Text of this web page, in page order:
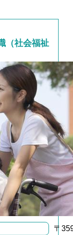
（社会福祉
〒